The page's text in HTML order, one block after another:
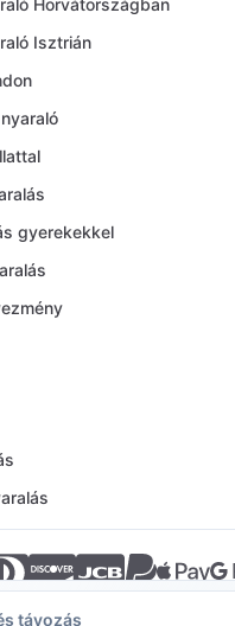
távozás
Horvátországban
Isztrián
gyerekekkel